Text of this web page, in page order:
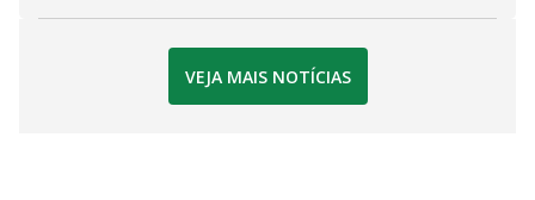
VEJA MAIS NOTÍCIAS